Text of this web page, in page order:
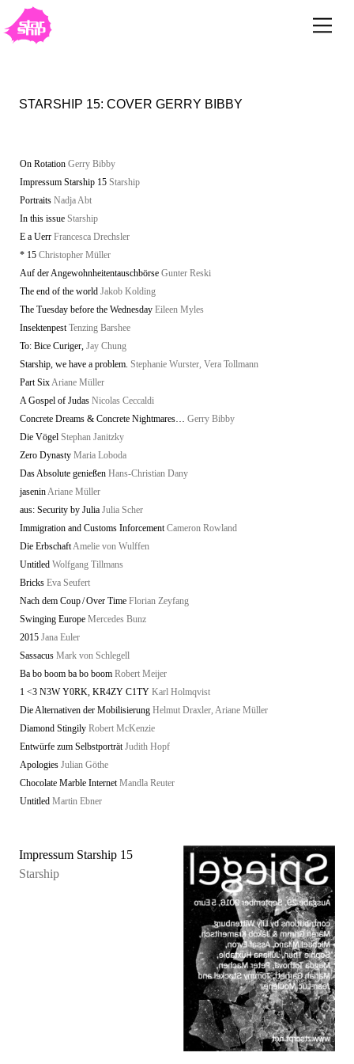
STARSHIP 15: COVER GERRY BIBBY
On Rotation Gerry Bibby
Impressum Starship 15 Starship
Portraits Nadja Abt
In this issue Starship
E a Uerr Francesca Drechsler
* 15 Christopher Müller
Auf der Angewohnheitentauschbörse Gunter Reski
The end of the world Jakob Kolding
The Tuesday before the Wednesday Eileen Myles
Insektenpest Tenzing Barshee
To: Bice Curiger, Jay Chung
Starship, we have a problem. Stephanie Wurster, Vera Tollmann
Part SixAriane Müller
A Gospel of Judas Nicolas Ceccaldi
Concrete Dreams & Concrete Nightmares… Gerry Bibby
Die Vögel Stephan Janitzky
Zero Dynasty Maria Loboda
Das Absolute genießen Hans-Christian Dany
jaseninAriane Müller
aus: Security by Julia Julia Scher
Immigration and Customs Inforcement Cameron Rowland
Die ErbschaftAmelie von Wulffen
Untitled Wolfgang Tillmans
Bricks Eva Seufert
Nach dem Coup / Over Time Florian Zeyfang
Swinging Europe Mercedes Bunz
2015 Jana Euler
Sassacus Mark von Schlegell
Ba bo boom ba bo boom Robert Meijer
1 <3 N3W Y0RK, KR4ZY C1TY Karl Holmqvist
Die Alternativen der Mobilisierung Helmut Draxler, Ariane Müller
Diamond Stingily Robert McKenzie
Entwürfe zum Selbstporträt Judith Hopf
Apologies Julian Göthe
Chocolate Marble Internet Mandla Reuter
Untitled Martin Ebner
Impressum Starship 15
Starship